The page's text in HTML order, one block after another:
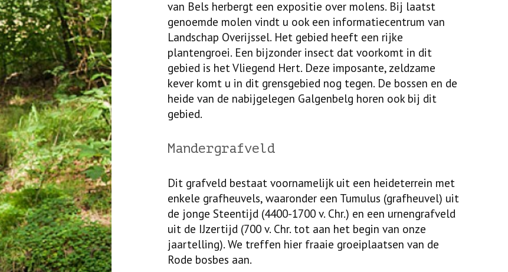
van Bels herbergt een expositie over molens. Bij laatst
genoemde molen vindt u ook een informatiecentrum van
Landschap Overijssel. Het gebied heeft een rijke
plantengroei. Een bijzonder insect dat voorkomt in dit
gebied is het Vliegend Hert. Deze imposante, zeldzame
kever komt u in dit grensgebied nog tegen. De bossen en de
heide van de nabijgelegen Galgenbelg horen ook bij dit
gebied.
Mandergrafveld
Dit grafveld bestaat voornamelijk uit een heideterrein met
enkele grafheuvels, waaronder een Tumulus (grafheuvel) uit
de jonge Steentijd (4400-1700 v. Chr.) en een urnengrafveld
uit de IJzertijd (700 v. Chr. tot aan het begin van onze
jaartelling). We treffen hier fraaie groeiplaatsen van de
Rode bosbes aan.